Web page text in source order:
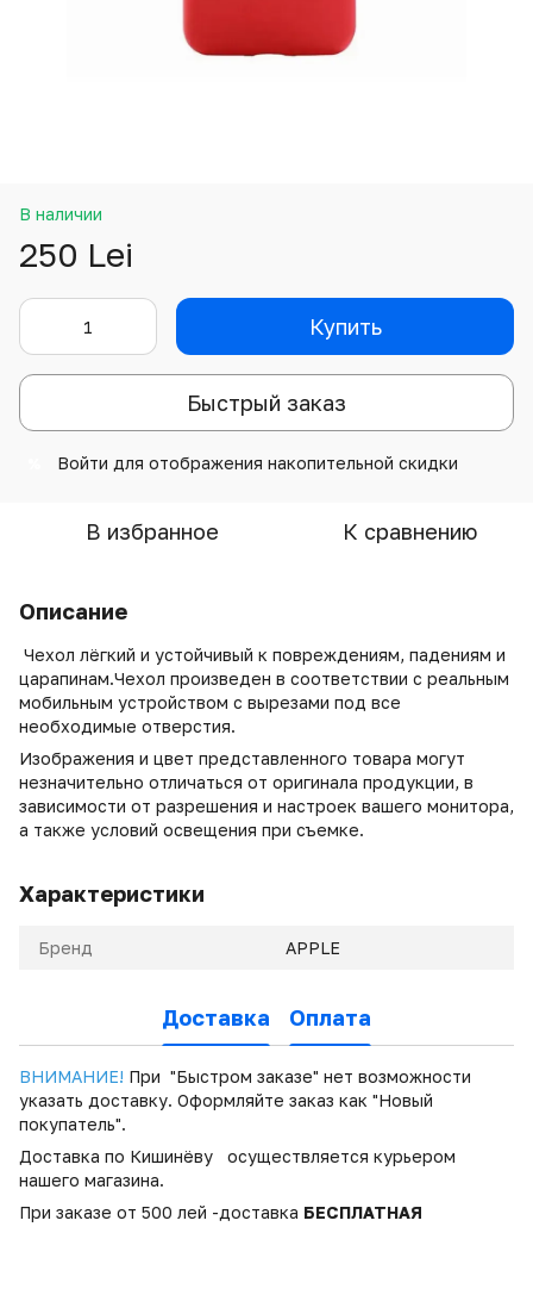
В наличии
250 Lei
Купить
Быстрый заказ
Войти для отображения накопительной скидки
В избранное К сравнению
Описание
Чехол лёгкий и устойчивый к повреждениям, падениям и
царапинам.Чехол произведен в соответствии с реальным
мобильным устройством с вырезами под все
необходимые отверстия.
Изображения и цвет представленного товара могут
незначительно отличаться от оригинала продукции, в
зависимости от разрешения и настроек вашего монитора,
а также условий освещения при съемке.
Характеристики
Бренд APPLE
Доставка Оплата
ВНИМАНИЕ! При "Быстром заказе" нет возможности
указать доставку. Оформляйте заказ как "Новый
покупатель".
Доставка по Кишинёву осуществляется курьером
нашего магазина.
При заказе от 500 лей -доставка БЕСПЛАТНАЯ